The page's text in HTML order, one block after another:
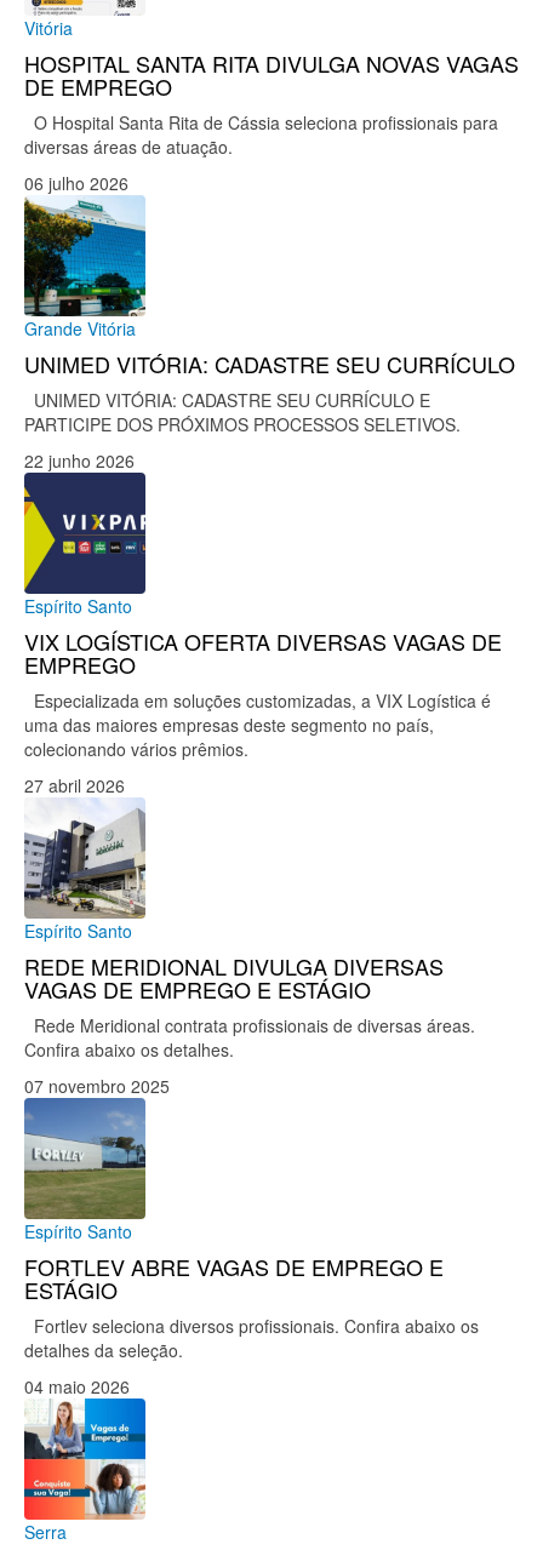
Vitória
HOSPITAL SANTA RITA DIVULGA NOVAS VAGAS
DE EMPREGO
O Hospital Santa Rita de Cássia seleciona profissionais para
diversas áreas de atuação.
06 julho 2026
Grande Vitória
UNIMED VITÓRIA: CADASTRE SEU CURRÍCULO
UNIMED VITÓRIA: CADASTRE SEU CURRÍCULO E
PARTICIPE DOS PRÓXIMOS PROCESSOS SELETIVOS.
22 junho 2026
Espírito Santo
VIX LOGÍSTICA OFERTA DIVERSAS VAGAS DE
EMPREGO
Especializada em soluções customizadas, a VIX Logística é
uma das maiores empresas deste segmento no país,
colecionando vários prêmios.
27 abril 2026
Espírito Santo
REDE MERIDIONAL DIVULGA DIVERSAS
VAGAS DE EMPREGO E ESTÁGIO
Rede Meridional contrata profissionais de diversas áreas.
Confira abaixo os detalhes.
07 novembro 2025
Espírito Santo
FORTLEV ABRE VAGAS DE EMPREGO E
ESTÁGIO
Fortlev seleciona diversos profissionais. Confira abaixo os
detalhes da seleção.
04 maio 2026
Serra